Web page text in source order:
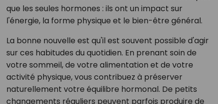
que les seules hormones : ils ont un impact sur
l'énergie, la forme physique et le bien-être général.
La bonne nouvelle est qu'il est souvent possible d'agir
sur ces habitudes du quotidien. En prenant soin de
votre sommeil, de votre alimentation et de votre
activité physique, vous contribuez à préserver
naturellement votre équilibre hormonal. De petits
changements réguliers peuvent parfois produire de